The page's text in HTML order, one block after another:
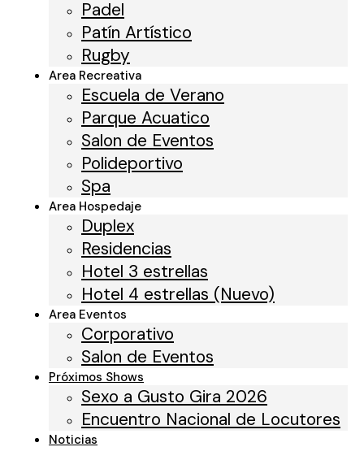
Padel
Patín Artístico
Rugby
Area Recreativa
Escuela de Verano
Parque Acuatico
Salon de Eventos
Polideportivo
Spa
Area Hospedaje
Duplex
Residencias
Hotel 3 estrellas
Hotel 4 estrellas (Nuevo)
Area Eventos
Corporativo
Salon de Eventos
Próximos Shows
Sexo a Gusto Gira 2026
Encuentro Nacional de Locutores
Noticias
Consúltenos por Whatsapp | Teléfono
351 339-7452